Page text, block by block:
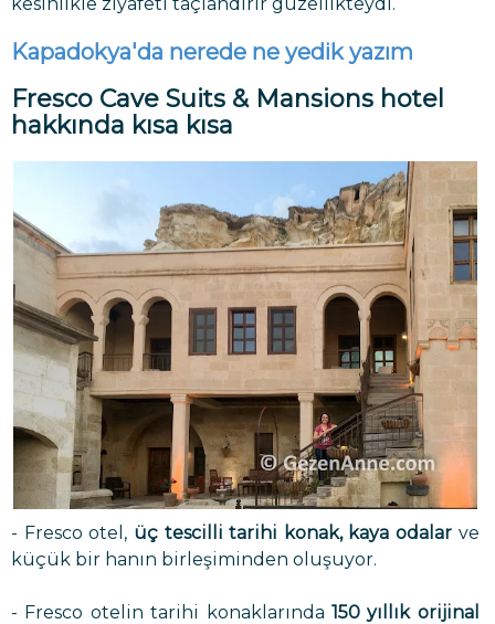
Kapadokya'da nerede ne yedik yazım
Fresco Cave Suits & Mansions hotel
hakkında kısa kısa
- Fresco otel, üç tescilli tarihi konak, kaya odalar ve
küçük bir hanın birleşiminden oluşuyor.
- Fresco otelin tarihi konaklarında 150 yıllık orijinal